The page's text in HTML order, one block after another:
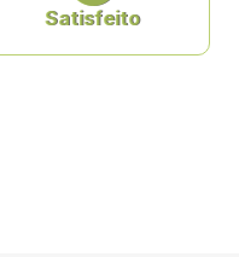
Satisfeito